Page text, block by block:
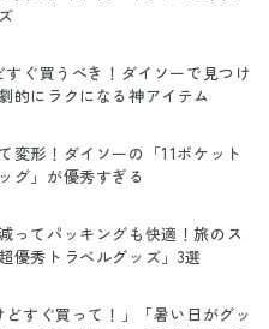
すぐ買うべき！ダイソーで見つけ
的にラクになる神アイテム
変形！ダイソーの「11ポケット
グ」が優秀すぎる
ってパッキングも快適！旅のス
優秀トラベルグッズ」3選
どすぐ買って！」「暑い日がグッ